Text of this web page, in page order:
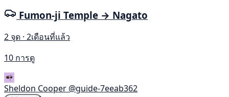
Fumon-ji Temple → Nagato
2 จุด · 2เดือนที่แล้ว
10 การดู
Sheldon Cooper @guide-7eeab362